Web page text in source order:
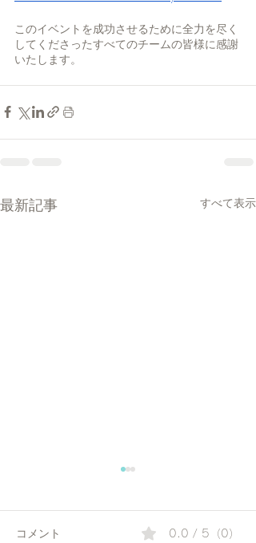
このイベントを成功させるために全力を尽く
してくださったすべてのチームの皆様に感謝
いたします。
最新記事 すべて表示
コメント 0.0 / 5（0）